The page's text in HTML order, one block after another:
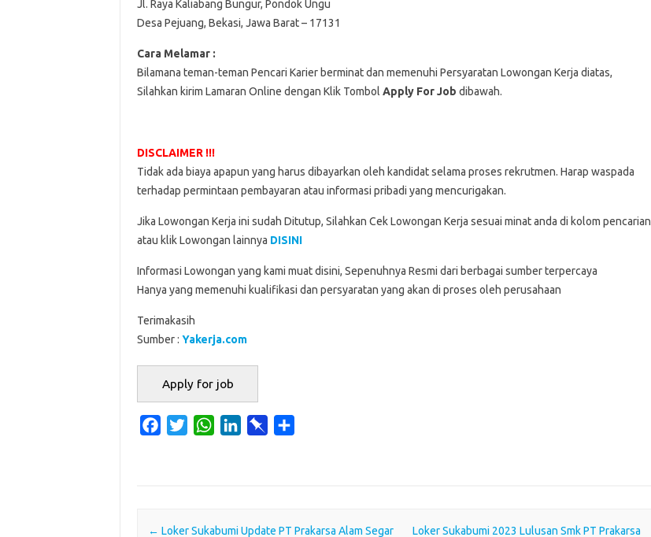
Jl. Raya Kaliabang Bungur, Pondok Ungu
Desa Pejuang, Bekasi, Jawa Barat – 17131
Cara Melamar :
Bilamana teman-teman Pencari Karier berminat dan memenuhi Persyaratan Lowongan Kerja diatas,
Silahkan kirim Lamaran Online dengan Klik Tombol Apply For Job dibawah.
DISCLAIMER !!!
Tidak ada biaya apapun yang harus dibayarkan oleh kandidat selama proses rekrutmen. Harap waspada
terhadap permintaan pembayaran atau informasi pribadi yang mencurigakan.
Jika Lowongan Kerja ini sudah Ditutup, Silahkan Cek Lowongan Kerja sesuai minat anda di kolom pencarian
atau klik Lowongan lainnya DISINI
Informasi Lowongan yang kami muat disini, Sepenuhnya Resmi dari berbagai sumber terpercaya
Hanya yang memenuhi kualifikasi dan persyaratan yang akan di proses oleh perusahaan
Terimakasih
Sumber : Yakerja.com
o
e
W
A
d
a
Post navigation
← Loker Sukabumi Update PT Prakarsa Alam Segar Loker Sukabumi 2023 Lulusan Smk PT Prakarsa